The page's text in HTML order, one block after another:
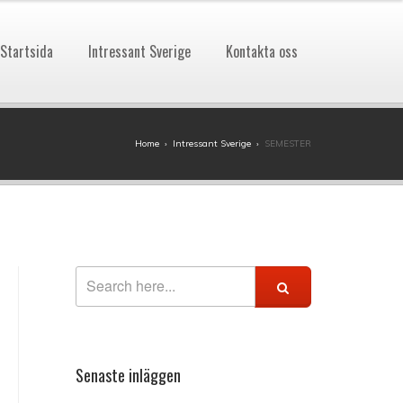
Startsida Intressant Sverige Kontakta oss
Home › Intressant Sverige › SEMESTER
Senaste inläggen